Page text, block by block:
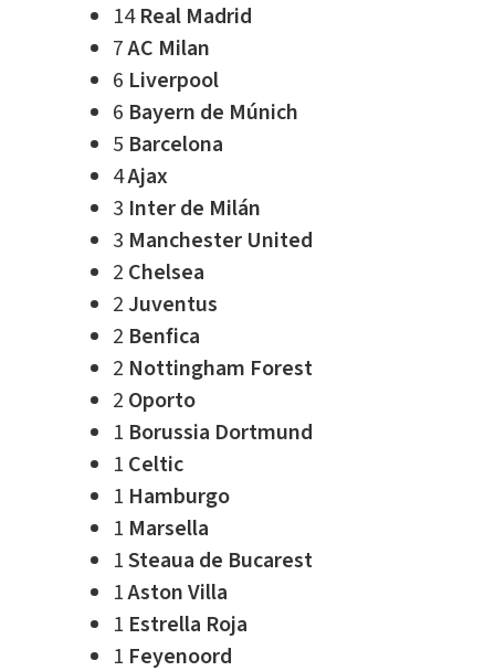
14Real Madrid
7AC Milan
6 Liverpool
6 Bayern de Múnich
5 Barcelona
4Ajax
3 Inter de Milán
3 Manchester United
2 Chelsea
2 Juventus
2 Benfica
2 Nottingham Forest
2 Oporto
1 Borussia Dortmund
1 Celtic
1 Hamburgo
1 Marsella
1Steaua de Bucarest
1Aston Villa
1 Estrella Roja
1 Feyenoord